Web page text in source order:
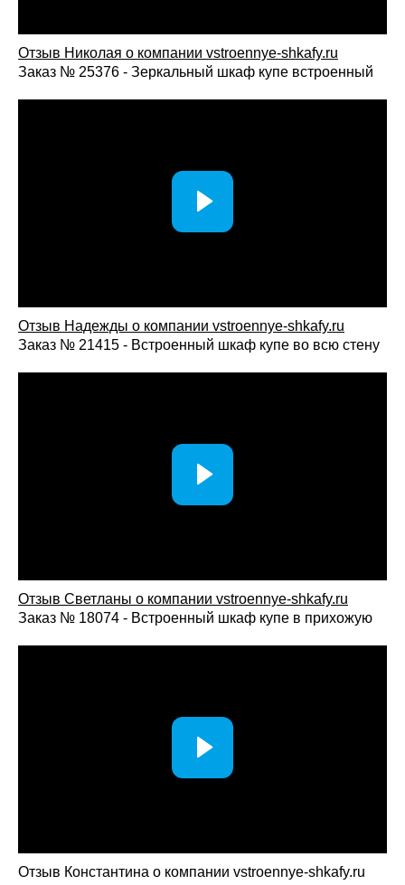
Отзыв Николая о компании vstroennye-shkafy.ru
Заказ № 25376 - Зеркальный шкаф купе встроенный
Отзыв Надежды о компании vstroennye-shkafy.ru
Заказ № 21415 - Встроенный шкаф купе во всю стену
Отзыв Светланы о компании vstroennye-shkafy.ru
Заказ № 18074 - Встроенный шкаф купе в прихожую
Отзыв Константина о компании vstroennye-shkafy.ru